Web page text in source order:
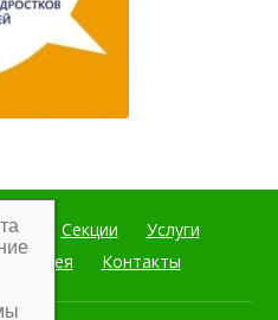
Секции
Услуги
Контакты